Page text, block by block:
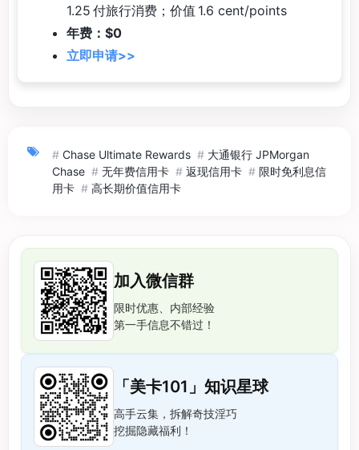
1.25 付旅行消费；价值 1.6 cent/points
年费：$0
立即申请>>
# Chase Ultimate Rewards # 大通银行 JPMorgan
Chase # 无年费信用卡 # 返现信用卡 # 限时免利息信
用卡 # 高长期价值信用卡
加入微信群
限时优惠、内部经验
第一手信息不错过！
「美卡101」知识星球
高手云集，拆解奇技淫巧
挖掘隐藏福利！